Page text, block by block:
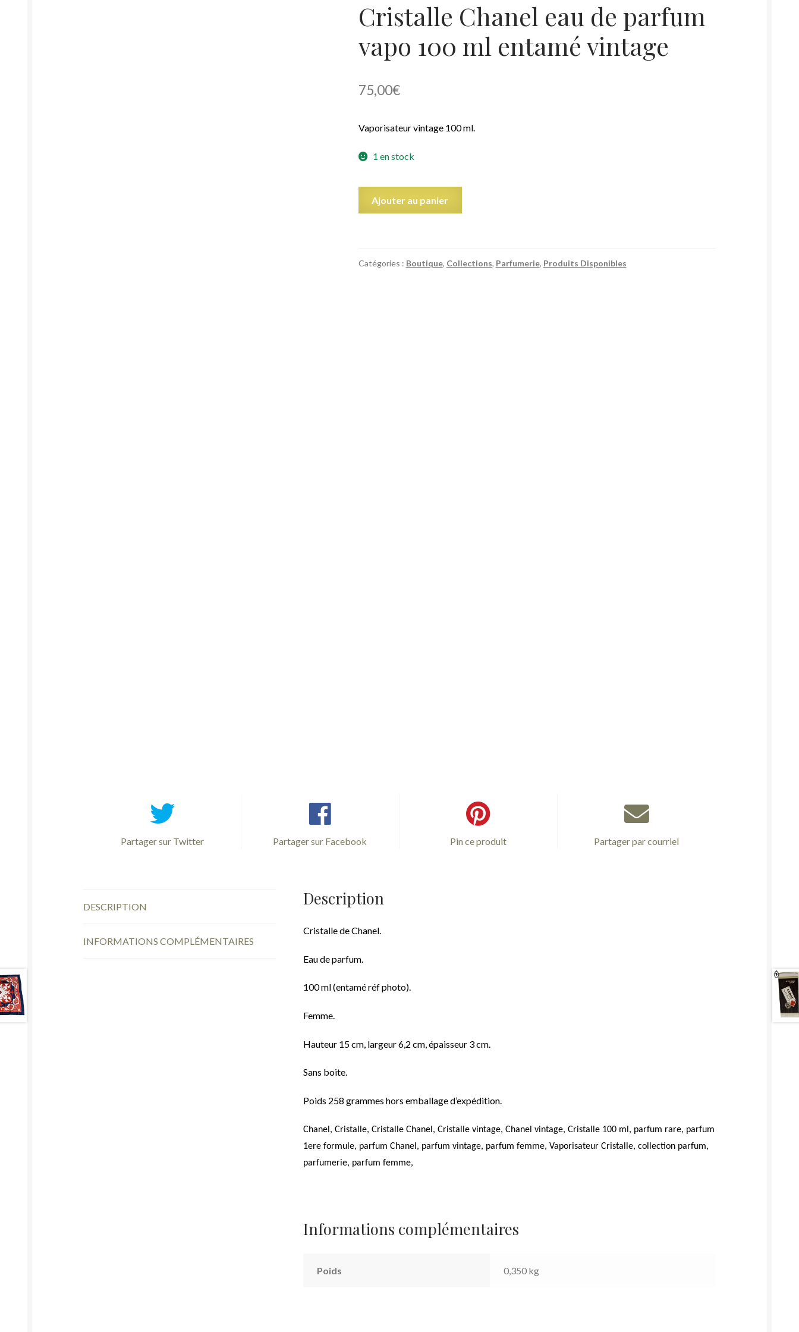
Cristalle Chanel eau de parfum
vapo 100 ml entamé vintage
75,00€
Vaporisateur vintage 100 ml.
1 en stock
de
Ajouter au panier
Catégories : Boutique, Collections, Parfumerie, Produits Disponibles
Partager sur Twitter Partager sur Facebook Pin ce produit Partager par courriel
DESCRIPTION
INFORMATIONS COMPLÉMENTAIRES
Description
Cristalle de Chanel.
Eau de parfum.
100 ml (entamé réf photo).
Femme.
Hauteur 15 cm, largeur 6,2 cm, épaisseur 3 cm.
Sans boite.
Poids 258 grammes hors emballage d’expédition.
Chanel, Cristalle, Cristalle Chanel, Cristalle vintage, Chanel vintage, Cristalle 100 ml, parfum rare, parfum
1ere formule, parfum Chanel, parfum vintage, parfum femme, Vaporisateur Cristalle, collection parfum,
parfumerie, parfum femme,
Informations complémentaires
Poids 0,350 kg